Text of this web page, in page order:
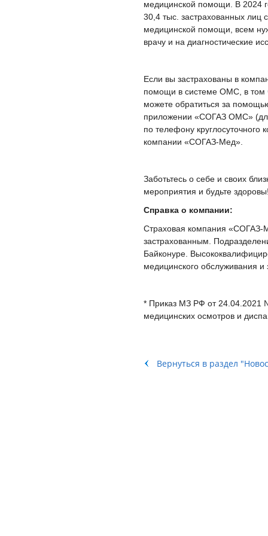
медицинской помощи. В 2024
30,4 тыс. застрахованных лиц
медицинской помощи, всем
врачу и на диагностические
Если вы застрахованы в
помощи в системе ОМС, в том
можете обратиться за
приложении «СОГАЗ ОМС»
по телефону круглосуточного
компании «СОГАЗ-Мед».
Заботьтесь о себе и своих
мероприятия и будьте
Справка о компании:
Страховая компания
застрахованным.
Байконуре.
медицинского обслуживания
* Приказ МЗ РФ от 24.04.2021
медицинских осмотров и
Вернуться в раздел